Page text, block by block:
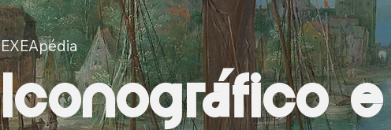
EXEApédia
Iconográfico e